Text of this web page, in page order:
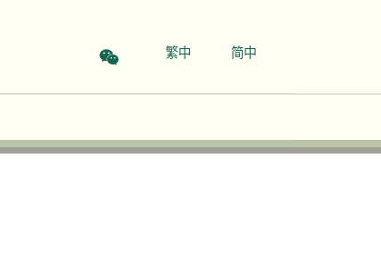
繁中 简中